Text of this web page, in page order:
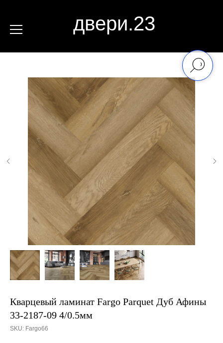
двери.23
Кварцевый ламинат Fargo Parquet Дуб Афины
33-2187-09 4/0.5мм
SKU: Fargo66